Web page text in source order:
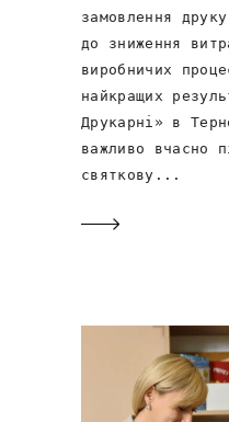
замовлення
до зниження
виробничих
найкращих
Друкарні» в
важливо вчасно
святкову